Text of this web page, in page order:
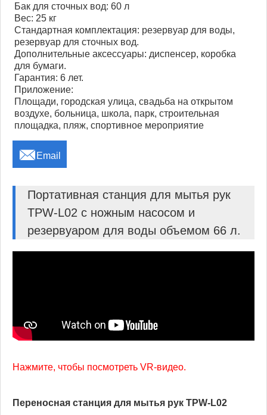
Бак для сточных вод: 60 л
Вес: 25 кг
Стандартная комплектация: резервуар для воды,
резервуар для сточных вод.
Дополнительные аксессуары: диспенсер, коробка
для бумаги.
Гарантия: 6 лет.
Приложение:
Площади, городская улица, свадьба на открытом
воздухе, больница, школа, парк, строительная
площадка, пляж, спортивное мероприятие
 Email
Портативная станция для мытья рук
TPW-L02 с ножным насосом и
резервуаром для воды объемом 66 л.
Нажмите, чтобы посмотреть VR-видео.
Переносная станция для мытья рук TPW-L02